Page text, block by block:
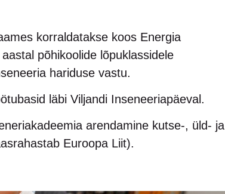
korraldatakse koos Energia
põhikoolide lõpuklassidele
hariduse vastu.
läbi Viljandi Inseneeriapäeval.
arendamine kutse-, üld- ja
Euroopa Liit).